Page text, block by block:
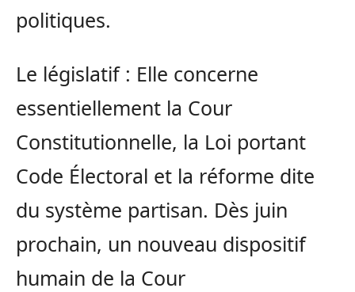
politiques.
Le législatif : Elle concerne
essentiellement la Cour
Constitutionnelle, la Loi portant
Code Électoral et la réforme dite
du système partisan. Dès juin
prochain, un nouveau dispositif
humain de la Cour